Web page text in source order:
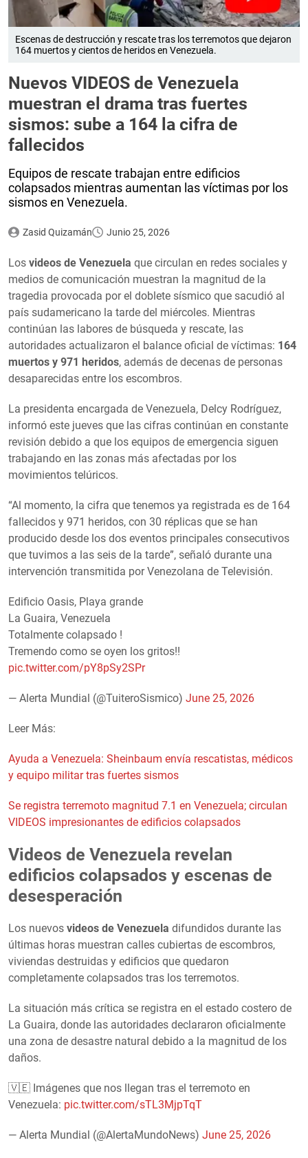
Escenas de destrucción y rescate tras los terremotos que dejaron
164 muertos y cientos de heridos en Venezuela.
Nuevos VIDEOS de Venezuela
muestran el drama tras fuertes
sismos: sube a 164 la cifra de
fallecidos
Equipos de rescate trabajan entre edificios
colapsados mientras aumentan las víctimas por los
sismos en Venezuela.
Zasid Quizamán Junio 25, 2026
Los videos de Venezuela que circulan en redes sociales y
medios de comunicación muestran la magnitud de la
tragedia provocada por el doblete sísmico que sacudió al
país sudamericano la tarde del miércoles. Mientras
continúan las labores de búsqueda y rescate, las
autoridades actualizaron el balance oficial de víctimas: 164
muertos y 971 heridos, además de decenas de personas
desaparecidas entre los escombros.
La presidenta encargada de Venezuela, Delcy Rodríguez,
informó este jueves que las cifras continúan en constante
revisión debido a que los equipos de emergencia siguen
trabajando en las zonas más afectadas por los
movimientos telúricos.
“Al momento, la cifra que tenemos ya registrada es de 164
fallecidos y 971 heridos, con 30 réplicas que se han
producido desde los dos eventos principales consecutivos
que tuvimos a las seis de la tarde”, señaló durante una
intervención transmitida por Venezolana de Televisión.
Edificio Oasis, Playa grande
La Guaira, Venezuela
Totalmente colapsado !
Tremendo como se oyen los gritos!!
pic.twitter.com/pY8pSy2SPr
— Alerta Mundial (@TuiteroSismico) June 25, 2026
Leer Más:
Ayuda a Venezuela: Sheinbaum envía rescatistas, médicos
y equipo militar tras fuertes sismos
Se registra terremoto magnitud 7.1 en Venezuela; circulan
VIDEOS impresionantes de edificios colapsados
Videos de Venezuela revelan
edificios colapsados y escenas de
desesperación
Los nuevos videos de Venezuela difundidos durante las
últimas horas muestran calles cubiertas de escombros,
viviendas destruidas y edificios que quedaron
completamente colapsados tras los terremotos.
La situación más crítica se registra en el estado costero de
La Guaira, donde las autoridades declararon oficialmente
una zona de desastre natural debido a la magnitud de los
daños.
🇻🇪 Imágenes que nos llegan tras el terremoto en
Venezuela: pic.twitter.com/sTL3MjpTqT
— Alerta Mundial (@AlertaMundoNews) June 25, 2026